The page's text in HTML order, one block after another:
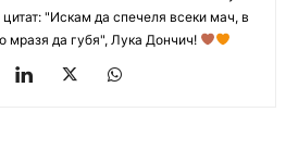
"Искам да спечеля всеки мач, в
мразя да губя", Лука Дончич!